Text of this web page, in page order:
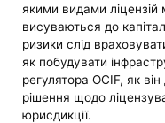
якими видами
висуваються до
ризики слід
як побудувати
регулятора OCIF, як
рішення щодо
юрисдикції.